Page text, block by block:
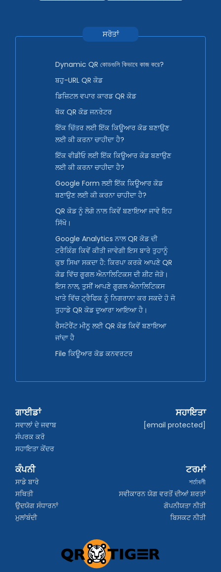
ਸਰੋਤਾਂ
Dynamic QR কোডগুলি কিভাবে কাজ করে?
ਬਹੁ-URL QR ਕੋਡ
ਡਿਜ਼ਿਟਲ ਵਪਾਰ ਕਾਰਡ QR ਕੋਡ
ਥੋਕ QR ਕੋਡ ਜਨਰੇਟਰ
ਇੱਕ ਚਿੱਤਰ ਲਈ ਇੱਕ ਕਿਊਆਰ ਕੋਡ ਬਣਾਉਣ
ਲਈ ਕੀ ਕਰਨਾ ਚਾਹੀਦਾ ਹੈ?
ਇੱਕ ਵੀਡੀਓ ਲਈ ਇੱਕ ਕਿਊਆਰ ਕੋਡ ਬਣਾਉਣ
ਲਈ ਕੀ ਕਰਨਾ ਚਾਹੀਦਾ ਹੈ?
Google Form ਲਈ ਇੱਕ ਕਿਊਆਰ ਕੋਡ
ਬਣਾਉਣ ਲਈ ਕੀ ਕਰਨਾ ਚਾਹੀਦਾ ਹੈ?
QR ਕੋਡ ਨੂੰ ਲੋਗੋ ਨਾਲ ਕਿਵੇਂ ਬਣਾਇਆ ਜਾਵੇ ਇਹ
ਸਿੱਖੋ।
Google Analytics ਨਾਲ QR ਕੋਡ ਦੀ
ਟਰੈਕਿੰਗ ਕਿਵੇਂ ਕੀਤੀ ਜਾਵੇਗੀ ਇਸ ਬਾਰੇ ਤੁਹਾਨੂੰ
ਕੁਝ ਸਿਖਾ ਸਕਦਾ ਹੈ: ਕਿਰਪਾ ਕਰਕੇ ਆਪਣੇ QR
ਕੋਡ ਵਿੱਚ ਗੂਗਲ ਐਨਾਲਿਟਿਕਸ ਦੀ ਸ਼ੀਟ ਜੋੜੋ।
ਇਸ ਨਾਲ, ਤੁਸੀਂ ਆਪਣੇ ਗੂਗਲ ਐਨਾਲਿਟਿਕਸ
ਖਾਤੇ ਵਿੱਚ ਟ੍ਰੈਫਿਕ ਨੂੰ ਨਿਗਰਾਨਾ ਕਰ ਸਕਦੇ ਹੋ ਜੋ
ਤੁਹਾਡੇ QR ਕੋਡ ਦੁਆਰਾ ਆਇਆ ਹੈ।
ਰੈਸਟੋਰੈਂਟ ਮੀਨੂ ਲਈ QR ਕੋਡ ਕਿਵੇਂ ਬਣਾਇਆ
ਜਾਂਦਾ ਹੈ
File ਕਿਊਆਰ ਕੋਡ ਕਨਵਰਟਰ
ਗਾਈਡਾਂ
ਸਵਾਲਾਂ ਦੇ ਜਵਾਬ
ਸੰਪਰਕ ਕਰੋ
ਸਹਾਇਤਾ ਕੇਂਦਰ
ਸਹਾਇਤਾ
[email protected]
ਕੰਪਨੀ
ਸਾਡੇ ਬਾਰੇ
ਸਥਿਤੀ
ਉਦਯੋਗ ਸੰਧਾਰਨਾਂ
ਮੁਲਾਂਬੰਦੀ
ਟਰਮਾਂ
শর্তাবলী
ਸਵੀਕਾਰਨ ਯੋਗ ਵਰਤੋਂ ਦੀਆਂ ਸ਼ਰਤਾਂ
ਗੋਪਨੀਯਤਾ ਨੀਤੀ
ਬਿਸਕਟ ਨੀਤੀ